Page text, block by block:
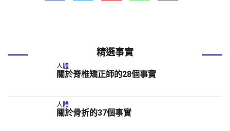
精選事實
人體
關於脊椎矯正師的28個事實
人體
關於骨折的37個事實